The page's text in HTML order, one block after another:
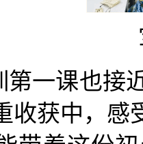
一课也接
收获中，感